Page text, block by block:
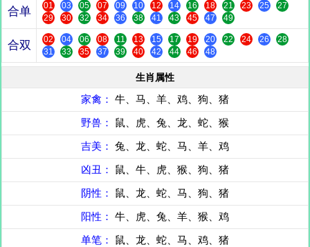
合单 01 03 05 07 09 10 12 14 16 18 21 23 25
27
29
30 32 34 36 38 41 43 45 47 49
合双 02 04 06 08 11 13 15 17 19 20 22 24 26
28
31
33 35 37 39 40 42 44 46 48
生肖属性
家禽： 牛、马、羊、鸡、狗、猪
野兽： 鼠、虎、兔、龙、蛇、猴
吉美： 兔、龙、蛇、马、羊、鸡
凶丑： 鼠、牛、虎、猴、狗、猪
阴性： 鼠、龙、蛇、马、狗、猪
阳性： 牛、虎、兔、羊、猴、鸡
单笔： 鼠、龙、蛇、马、鸡、猪